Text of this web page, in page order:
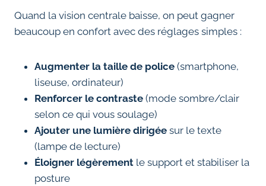
Quand la vision centrale baisse, on peut gagner
beaucoup en confort avec des réglages simples :
Augmenter la taille de police (smartphone,
liseuse, ordinateur)
Renforcer le contraste (mode sombre/clair
selon ce qui vous soulage)
Ajouter une lumière dirigée sur le texte
(lampe de lecture)
Éloigner légèrement le support et stabiliser la
posture